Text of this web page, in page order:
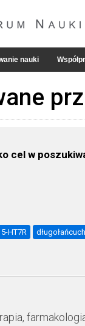
nauki
cel w
HT7R